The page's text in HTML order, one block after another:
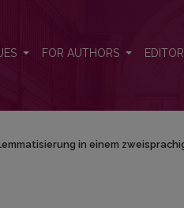
FOR AUTHORS
in einem